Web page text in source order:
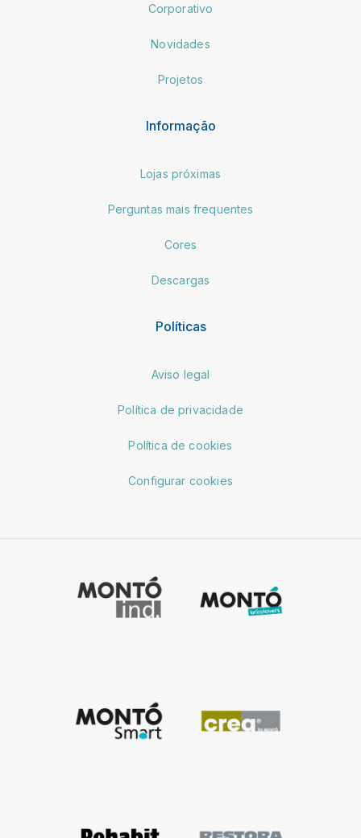
Corporativo
Novidades
Projetos
Informação
Lojas próximas
Perguntas mais frequentes
Cores
Descargas
Políticas
Aviso legal
Política de privacidade
Política de cookies
Configurar cookies